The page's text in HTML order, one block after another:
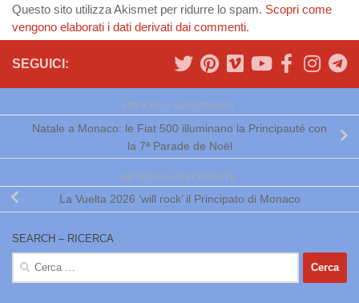
Questo sito utilizza Akismet per ridurre lo spam. Scopri come
vengono elaborati i dati derivati dai commenti.
SEGUICI:
ARTICOLO SUCCESSIVO
Natale a Monaco: le Fiat 500 illuminano la Principauté con
la 7ª Parade de Noël
ARTICOLO PRECEDENTE
La Vuelta 2026 ‘will rock’ il Principato di Monaco
SEARCH – RICERCA
Ricerca